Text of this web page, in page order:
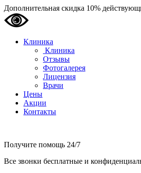
Дополнительная скидка 10%
Клиника
Клиника
Отзывы
Фотогалерея
Лицензия
Врачи
Цены
Акции
Контакты
Получите помощь 24/7
Все звонки бесплатные и